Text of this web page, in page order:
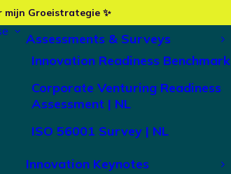
mijn Groeistrategie ✨
Assessments & Surveys
Innovation Readiness Benchmark
Corporate Venturing Readiness
Assessment | NL
ISO 56001 Survey | NL
Innovation Keynotes